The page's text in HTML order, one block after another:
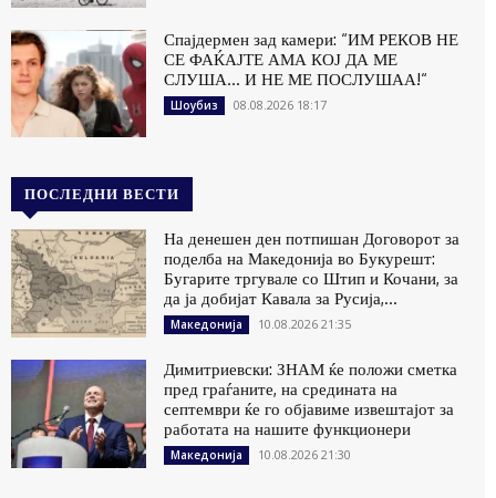
Спајдермен зад камери: “ИМ РЕКОВ НЕ
СЕ ФАЌАЈТЕ АМА КОЈ ДА МЕ
СЛУША… И НЕ МЕ ПОСЛУШАА!“
Шоубиз 08.08.2026 18:17
ПОСЛЕДНИ ВЕСТИ
На денешен ден потпишан Договорот за
поделба на Македонија во Букурешт:
Бугарите тргувале со Штип и Кочани, за
да ја добијат Кавала за Русија,...
Македонија 10.08.2026 21:35
Димитриевски: ЗНАМ ќе положи сметка
пред граѓаните, на средината на
септември ќе го објавиме извештајот за
работата на нашите функционери
Македонија 10.08.2026 21:30